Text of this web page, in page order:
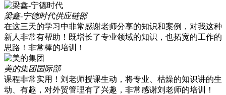
梁鑫-宁德时代供应链部
在这三天的学习中非常感谢老师分享的知识和案例，对我这种
新人非常有帮助！既增长了专业领域的知识，也拓宽的工作的
思路！非常棒的培训！
美的集团国际部
课程非常实用！刘老师授课生动，将专业、枯燥的知识讲的生
动、有趣，对外贸管理有了兴趣，非常感谢刘老师的培训！